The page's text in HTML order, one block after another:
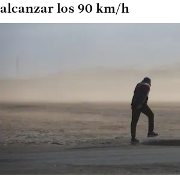
alcanzar los 90 km/h